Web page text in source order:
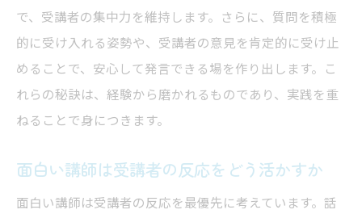
で、受講者の集中力を維持します。さらに、質問を積極
的に受け入れる姿勢や、受講者の意見を肯定的に受け止
めることで、安心して発言できる場を作り出します。こ
れらの秘訣は、経験から磨かれるものであり、実践を重
ねることで身につきます。
面白い講師は受講者の反応をどう活かすか
面白い講師は受講者の反応を最優先に考えています。話